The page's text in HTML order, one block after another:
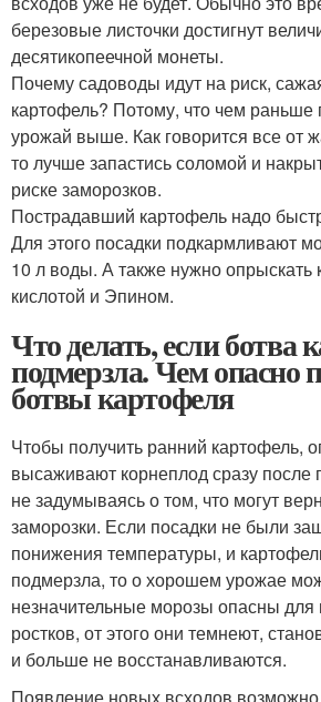
березовые листочки достигнут
десятикопеечной монеты.
Почему садоводы идут на риск,
картофель? Потому, что чем раньше
урожай выше. Как говорится все от
то лучше запастись соломой и
риске заморозков.
Пострадавший картофель надо
Для этого посадки подкармливают
10 л воды. А также нужно опрыскать
кислотой и Эпином.
Что делать, если ботва
подмерзла. Чем опасно
ботвы картофеля
Чтобы получить ранний картофель,
высаживают корнеплод сразу после
не задумываясь о том, что могут
заморозки. Если посадки не были
понижения температуры, и
подмерзла, то о хорошем урожае
незначительные морозы опасны
ростков, от этого они темнеют,
и больше не восстанавливаются.
Появление новых всходов возможно